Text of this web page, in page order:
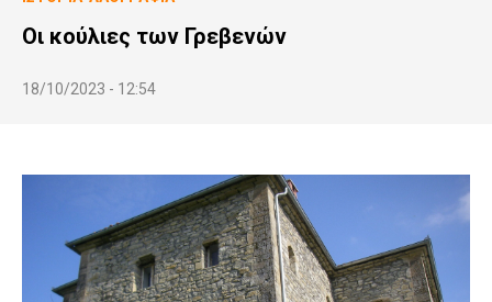
Οι κούλιες των Γρεβενών
18/10/2023 - 12:54